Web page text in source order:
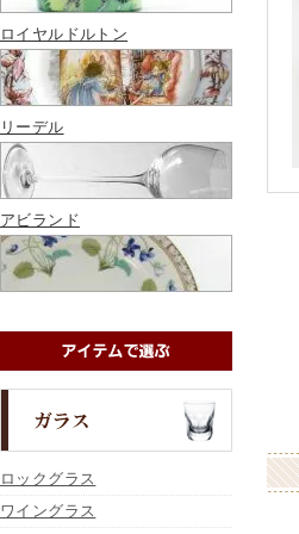
ロイヤルドルトン
リーデル
アビランド
ロックグラス
ワイングラス